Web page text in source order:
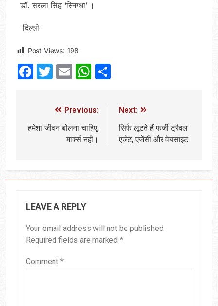
डॉ. सरला सिंह ‘स्निग्धा’ ।
दिल्ली
Post Views: 198
Facebook
Twitter
EmailWhatsApp
Previous:
हमेशा जीवन बोलना चाहिए,
मार्क्स नहीं।
Next:
सिर्फ लूटते हैं फर्जी ट्रैवल
एजेंट, एजेंसी और वेबसाइट
LEAVE A REPLY
Your email address will not be published.
Required fields are marked *
Comment *